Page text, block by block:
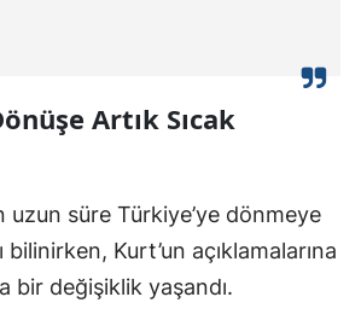
Artık Sıcak
uzun süre Türkiye’ye dönmeye
bilinirken, Kurt’un açıklamalarına
bir değişiklik yaşandı.